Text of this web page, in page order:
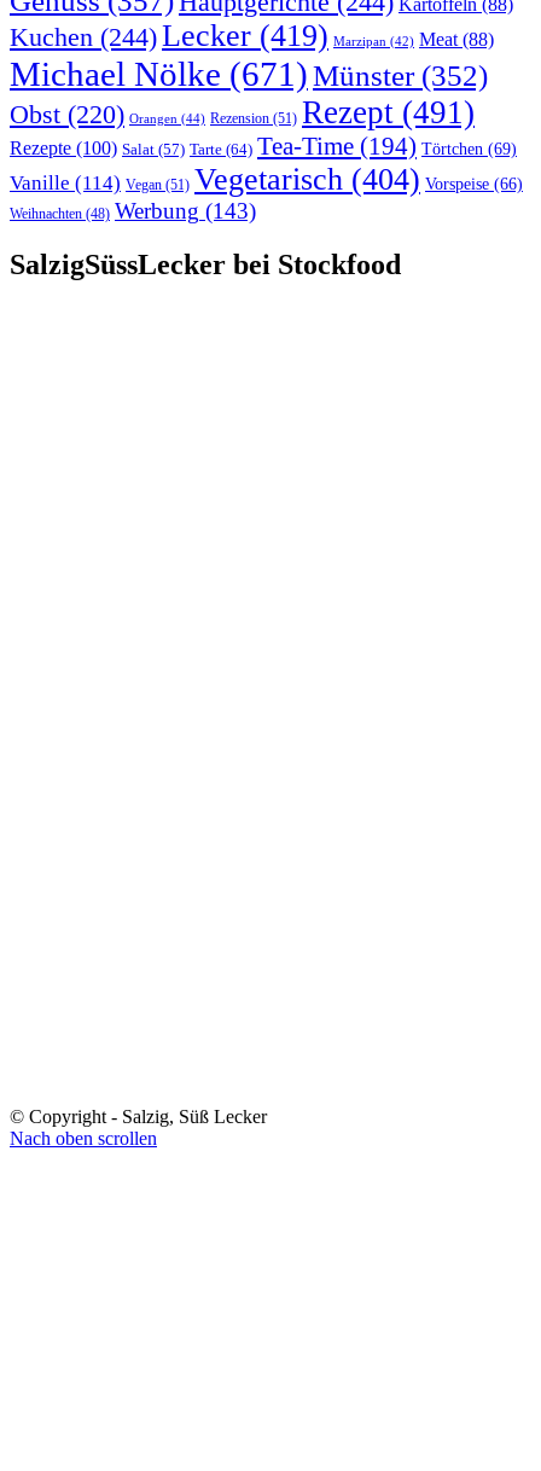
Kuchen (244)Lecker (419) Marzipan (42) Meat (88)
Michael Nölke (671)Münster(352)
Obst (220) Orangen (44) Rezension (51) Rezept (491)
Rezepte (100) Salat (57) Tarte (64) Tea-Time (194) Törtchen (69)
Vanille (114) Vegan (51) Vegetarisch (404) Vorspeise (66)
Weihnachten (48) Werbung (143)
SalzigSüssLecker bei Stockfood
© Copyright - Salzig, Süß Lecker
Nach oben scrollen